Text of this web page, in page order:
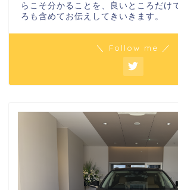
らこそ分かることを、良いところだけ
ろも含めてお伝えしてきいきます。
＼ Follow me ／